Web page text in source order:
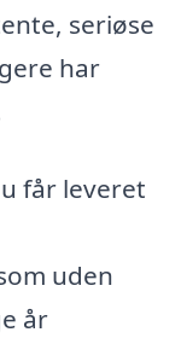
seriøse
har
får leveret
uden
år